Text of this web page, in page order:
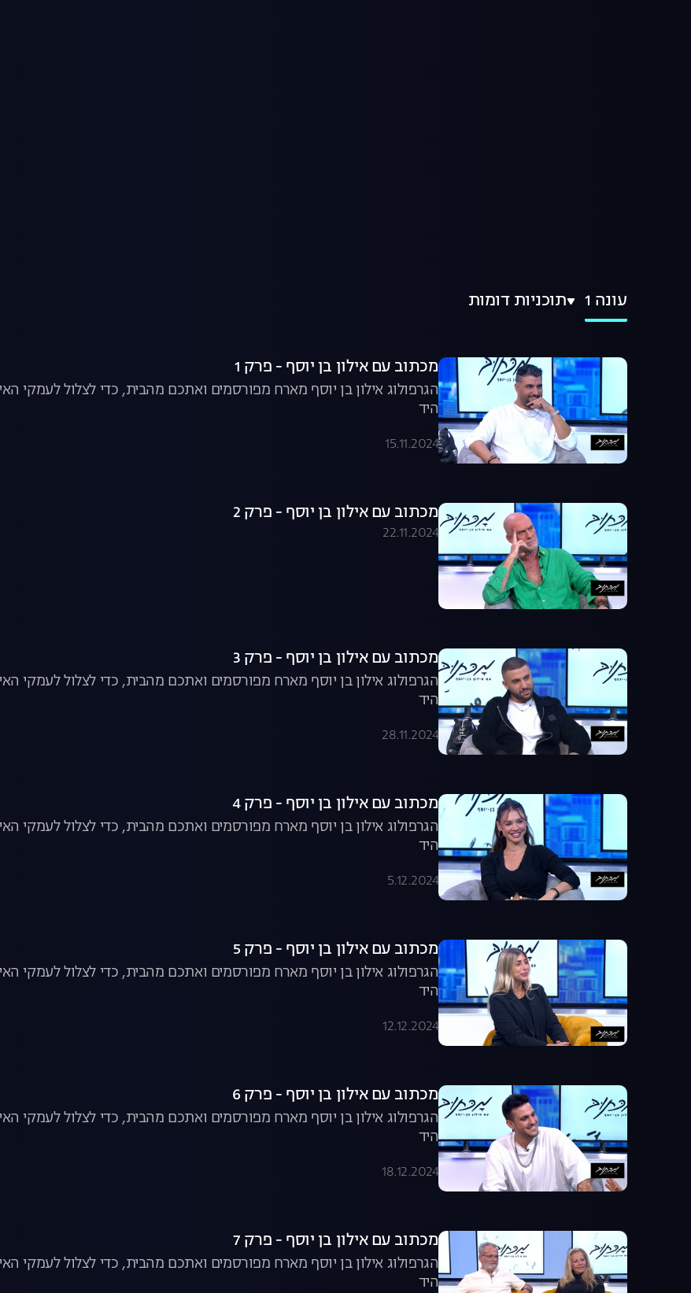
עונה 1 תוכניות דומות
מכתוב עם אילון בן יוסף - פרק 1
הגרפולוג אילון בן יוסף מארח מפורסמים ואתכם מהבית, כדי לצלול לעמקי
היד
15.11.2024
מכתוב עם אילון בן יוסף - פרק 2
22.11.2024
מכתוב עם אילון בן יוסף - פרק 3
הגרפולוג אילון בן יוסף מארח מפורסמים ואתכם מהבית, כדי לצלול לעמקי
היד
28.11.2024
מכתוב עם אילון בן יוסף - פרק 4
הגרפולוג אילון בן יוסף מארח מפורסמים ואתכם מהבית, כדי לצלול לעמקי
היד
5.12.2024
מכתוב עם אילון בן יוסף - פרק 5
הגרפולוג אילון בן יוסף מארח מפורסמים ואתכם מהבית, כדי לצלול לעמקי
היד
12.12.2024
מכתוב עם אילון בן יוסף - פרק 6
הגרפולוג אילון בן יוסף מארח מפורסמים ואתכם מהבית, כדי לצלול לעמקי
היד
18.12.2024
מכתוב עם אילון בן יוסף - פרק 7
הגרפולוג אילון בן יוסף מארח מפורסמים ואתכם מהבית, כדי לצלול לעמקי
היד